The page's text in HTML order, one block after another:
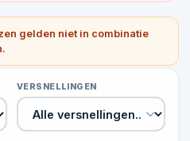
gelden niet in combinatie
VERSNELLINGEN